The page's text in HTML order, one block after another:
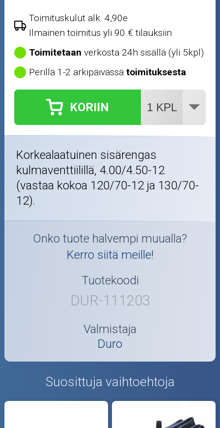
Toimituskulut alk. 4,90e
Ilmainen toimitus yli 90 € tilauksiin
Toimitetaan verkosta 24h sisällä (yli 5kpl)
Perillä 1-2 arkipäivässätoimituksesta
KORIIN
Korkealaatuinen sisärengas
kulmaventtiilillä, 4.00/4.50-12
(vastaa kokoa 120/70-12 ja 130/70-
12).
Onko tuote halvempi muualla?
Kerro siitä meille!
Tuotekoodi
DUR-111203
Valmistaja
Duro
Suosittuja vaihtoehtoja